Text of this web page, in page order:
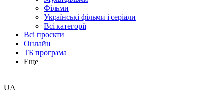
Фільми
Українські фільми і серіали
Всі категорії
Всі проєкти
Онлайн
ТБ програма
Еще
UA